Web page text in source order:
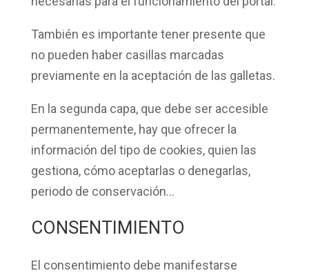
También es importante tener presente que
no pueden haber casillas marcadas
previamente en la aceptación de las galletas.
En la segunda capa, que debe ser accesible
permanentemente, hay que ofrecer la
información del tipo de cookies, quien las
gestiona, cómo aceptarlas o denegarlas,
periodo de conservación…
CONSENTIMIENTO
El consentimiento debe manifestarse